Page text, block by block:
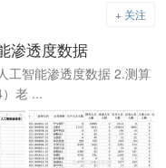
+ 关注
渗透度数据
工智能渗透度数据 2.测算
老 ...